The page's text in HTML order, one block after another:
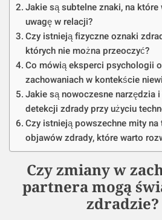
Jakie są subtelne znaki, na
uwagę w relacji?
Czy istnieją fizyczne oznaki
których nie można przeoczyć?
Co mówią eksperci psychologii
zachowaniach w kontekście
Jakie są nowoczesne narzędzia
detekcji zdrady przy użyciu
Czy istnieją powszechne mity na
objawów zdrady, które warto
Czy zmiany w
partnera mogą
zdradzie?